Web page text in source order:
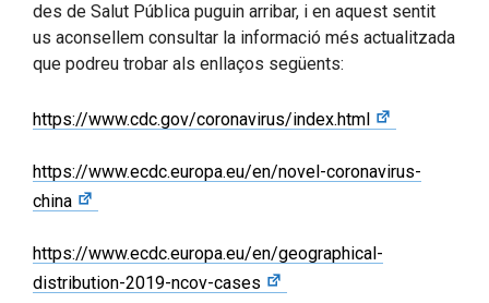
des de Salut Pública puguin arribar, i en aquest sentit
us aconsellem consultar la informació més actualitzada
que podreu trobar als enllaços següents:
https://www.cdc.gov/coronavirus/index.html
https://www.ecdc.europa.eu/en/novel-coronavirus-
china
https://www.ecdc.europa.eu/en/geographical-
distribution-2019-ncov-cases